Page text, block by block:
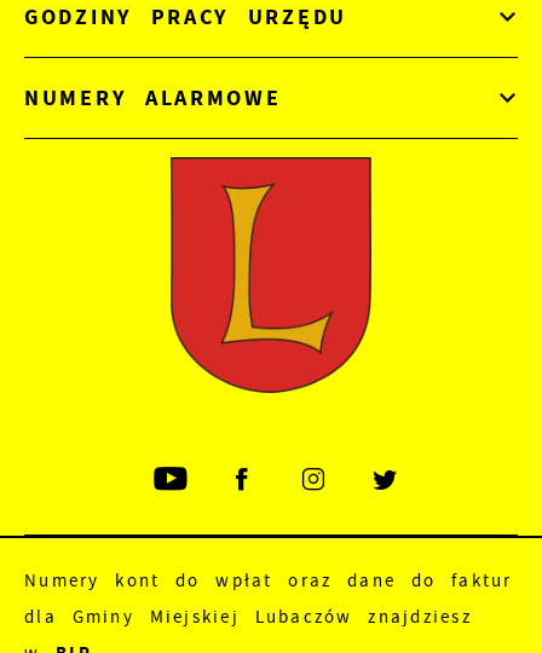
GODZINY PRACY URZĘDU
NUMERY ALARMOWE
Numery kont do wpłat oraz dane do faktur
dla Gminy Miejskiej Lubaczów znajdziesz